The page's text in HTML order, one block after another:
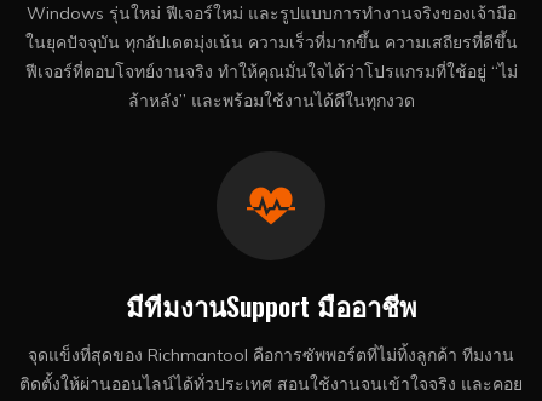
Windows รุ่นใหม่ ฟีเจอร์ใหม่ และรูปแบบการทำงานจริงของเจ้ามือ
ในยุคปัจจุบัน ทุกอัปเดตมุ่งเน้น ความเร็วที่มากขึ้น ความเสถียรที่ดีขึ้น
ฟีเจอร์ที่ตอบโจทย์งานจริง ทำให้คุณมั่นใจได้ว่าโปรแกรมที่ใช้อยู่ “ไม่
ล้าหลัง” และพร้อมใช้งานได้ดีในทุกงวด
มีทีมงานSupport มืออาชีพ
จุดแข็งที่สุดของ Richmantool คือการซัพพอร์ตที่ไม่ทิ้งลูกค้า ทีมงาน
ติดตั้งให้ผ่านออนไลน์ได้ทั่วประเทศ สอนใช้งานจนเข้าใจจริง และคอย